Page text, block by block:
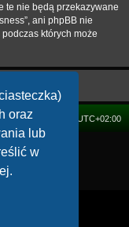
oraz
lub
w
te nie będą przekazywane
ani phpBB nie
których może
Strefa czasowa UTC+02:00
© phpBB Limited
Regulamin